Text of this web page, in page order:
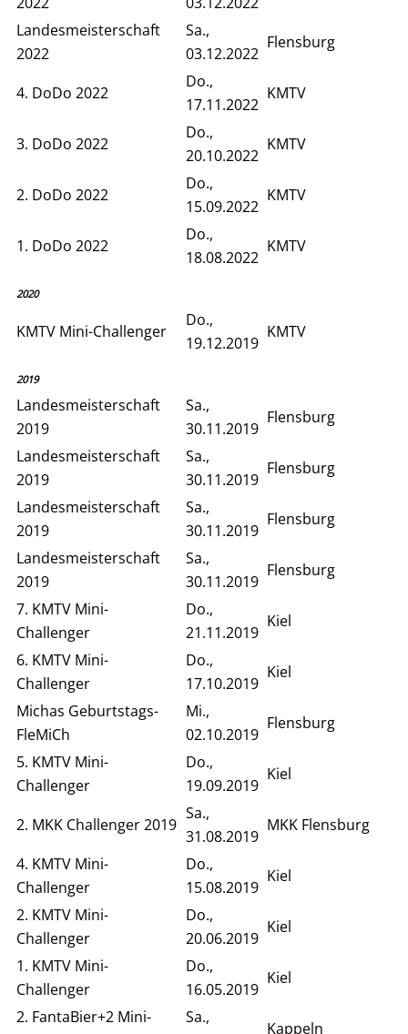
Landesmeisterschaft
2022
Sa.,
03.12.2022
Flensburg
4. DoDo 2022
Do.,
17.11.2022
KMTV
3. DoDo 2022
Do.,
20.10.2022
KMTV
2. DoDo 2022
Do.,
15.09.2022
KMTV
1. DoDo 2022
Do.,
18.08.2022
KMTV
2020
KMTV Mini-Challenger
Do.,
19.12.2019
KMTV
2019
Landesmeisterschaft
2019
Sa.,
30.11.2019
Flensburg
Landesmeisterschaft
2019
Sa.,
30.11.2019
Flensburg
Landesmeisterschaft
2019
Sa.,
30.11.2019
Flensburg
Landesmeisterschaft
2019
Sa.,
30.11.2019
Flensburg
7. KMTV Mini-
Challenger
Do.,
21.11.2019
Kiel
6. KMTV Mini-
Challenger
Do.,
17.10.2019
Kiel
Michas Geburtstags-
FleMiCh
Mi.,
02.10.2019
Flensburg
5. KMTV Mini-
Challenger
Do.,
19.09.2019
Kiel
2. MKK Challenger 2019
Sa.,
31.08.2019
MKK Flensburg
4. KMTV Mini-
Challenger
Do.,
15.08.2019
Kiel
2. KMTV Mini-
Challenger
Do.,
20.06.2019
Kiel
1. KMTV Mini-
Challenger
Do.,
16.05.2019
Kiel
2. FantaBier+2 Mini-
Sa.,
Kappeln